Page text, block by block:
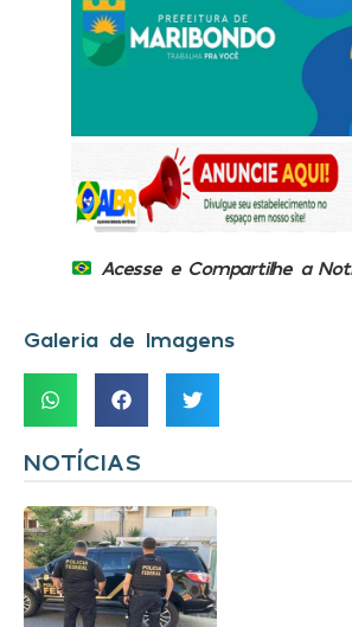
Acesse e Compartilhe a
Galeria de Imagens
NOTÍCIAS